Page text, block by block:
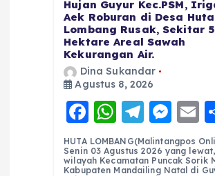
Hujan Guyur Kec.PSM,
Aek Roburan di Desa Huta
Lombang Rusak, Sekitar
Hektare Areal Sawah
Kekurangan Air.
Dina Sukandar
Agustus 8, 2026
F
a
c
W
h
a
T
el
e
M
e
ss
E
HUTA LOMBANG(Malintangpos
Senin 03 Agustus 2026 yang lewat,
wilayah Kecamatan Puncak Sorik
Kabupaten Mandailing Natal di